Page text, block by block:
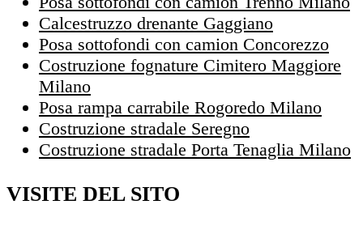
Calcestruzzo drenante Gaggiano
Posa sottofondi con camion Concorezzo
Costruzione fognature Cimitero Maggiore
Milano
Posa rampa carrabile Rogoredo Milano
Costruzione stradale Seregno
Costruzione stradale Porta Tenaglia Milano
VISITE DEL SITO